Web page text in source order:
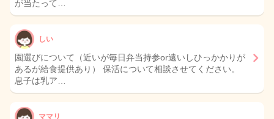
が当たって…
しい
園選びについて（近いが毎日弁当持参or遠いしひっかかりが
あるが給食提供あり） 保活について相談させてください。
息子は乳ア…
ママリ